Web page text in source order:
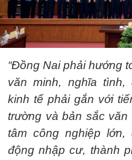
“Đồng Nai phải hướng
văn minh, nghĩa tình,
kinh tế phải gắn với
trường và bản sắc
tâm công nghiệp
động nhập cư, thành